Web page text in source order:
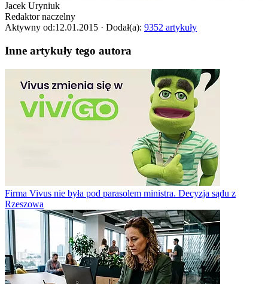
Jacek Uryniuk
Redaktor naczelny
Aktywny od:12.01.2015 · Dodał(a): 9352 artykuły
Inne artykuły tego autora
Firma Vivus nie była pod parasolem ministra. Decyzja sądu z
Rzeszowa